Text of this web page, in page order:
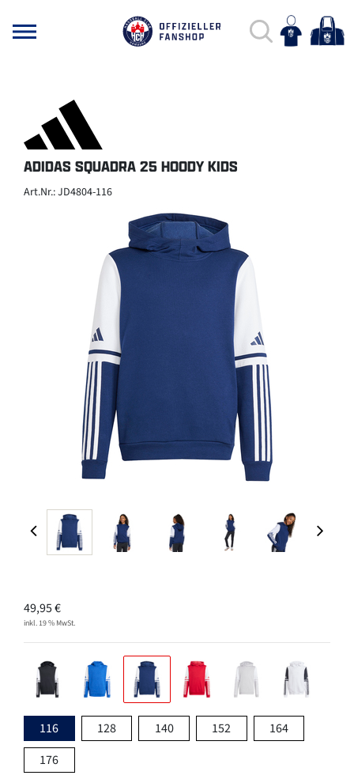
ADIDAS SQUADRA 25 HOODY KIDS
Art.Nr.: JD4804-116
49,95€
inkl. 19 % MwSt.
116 128 140 152
164
176